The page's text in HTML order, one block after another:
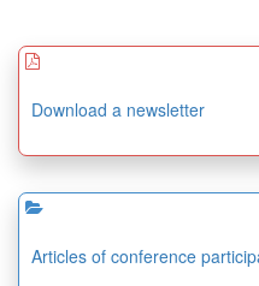
Download a newsletter
Articles of conference